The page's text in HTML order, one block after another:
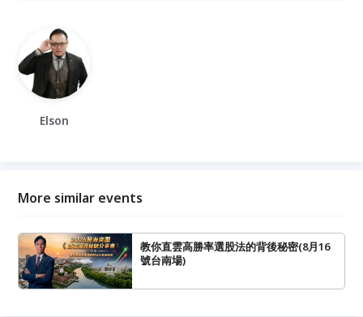
Elson
More similar events
教你直雲高勝率選股法的背後秘密(8月16
號台南場)